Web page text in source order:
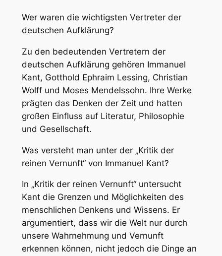
Wer waren die wichtigsten Vertreter der
deutschen Aufklärung?
Zu den bedeutenden Vertretern der
deutschen Aufklärung gehören Immanuel
Kant, Gotthold Ephraim Lessing, Christian
Wolff und Moses Mendelssohn. Ihre Werke
prägten das Denken der Zeit und hatten
großen Einfluss auf Literatur, Philosophie
und Gesellschaft.
Was versteht man unter der „Kritik der
reinen Vernunft“ von Immanuel Kant?
In „Kritik der reinen Vernunft“ untersucht
Kant die Grenzen und Möglichkeiten des
menschlichen Denkens und Wissens. Er
argumentiert, dass wir die Welt nur durch
unsere Wahrnehmung und Vernunft
erkennen können, nicht jedoch die Dinge an